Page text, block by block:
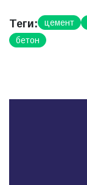
Теги: цемент
бетон